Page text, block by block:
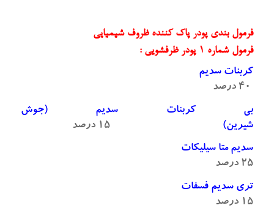
فرمول بندی پودر پاک کننده ظروف شیمیایی
فرمول شماره ۱ پودر ظرفشویی :
کربنات سدیم
بی کربنات سدیم (جوش
شیرین)
سدیم متا سیلیکات
۲۵ درصد
تری سدیم فسفات
۱۵ درصد